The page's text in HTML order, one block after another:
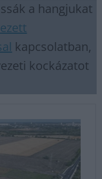
a hangjukat
kapcsolatban,
kockázatot